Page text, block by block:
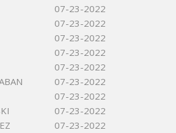
07-23-2022
07-23-2022
07-23-2022
07-23-2022
07-23-2022
07-23-2022
07-23-2022
07-23-2022
07-23-2022